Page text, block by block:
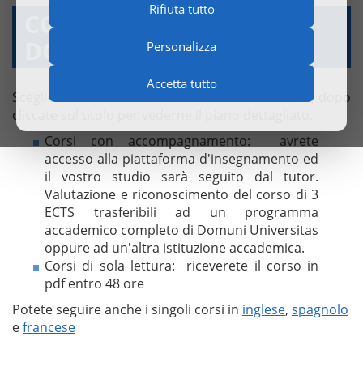
Rifiuta tutto
Personalizza
Accetta tutto
CORSI À LA CARTE
DOMUNI
Scegliete il corso utilizzando il motore di ricerca, dopo
cliccate sul titolo per vederne il piano dettagliato.
Corsi con accompagnamento: avrete
accesso alla piattaforma d'insegnamento ed
il vostro studio sarà seguito dal tutor.
Valutazione e riconoscimento del corso di 3
ECTS trasferibili ad un programma
accademico completo di Domuni Universitas
oppure ad un'altra istituzione accademica.
Corsi di sola lettura: riceverete il corso in
pdf entro 48 ore
Potete seguire anche i singoli corsi in inglese, spagnolo
efrancese